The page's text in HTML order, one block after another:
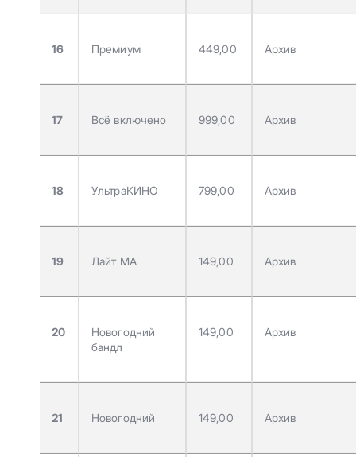
16 Премиум 449,00 Архив
17 Всё включено 999,00 Архив
18 УльтраКИНО 799,00 Архив
19 Лайт МА 149,00 Архив
20
Новогодний
бандл
149,00 Архив
21 Новогодний 149,00 Архив